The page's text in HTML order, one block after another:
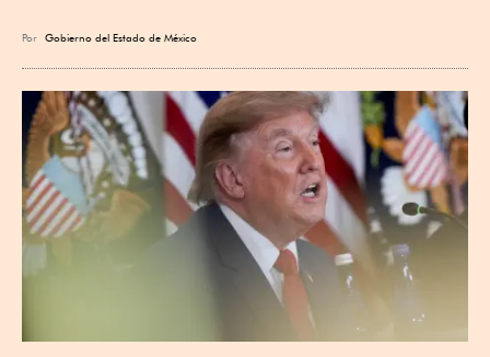
Por Gobierno del Estado de México